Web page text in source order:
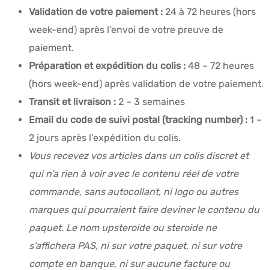
Validation de votre paiement : 24 à 72 heures (hors
week-end) après l’envoi de votre preuve de
paiement.
Préparation et expédition du colis : 48 – 72 heures
(hors week-end) après validation de votre paiement.
Transit et livraison : 2 – 3 semaines
Email du code de suivi postal (tracking number) : 1 –
2 jours après l’expédition du colis.
Vous recevez vos articles dans un colis discret et
qui n’a rien à voir avec le contenu réel de votre
commande, sans autocollant, ni logo ou autres
marques qui pourraient faire deviner le contenu du
paquet. Le nom upsteroide ou steroide ne
s’affichera PAS, ni sur votre paquet, ni sur votre
compte en banque, ni sur aucune facture ou